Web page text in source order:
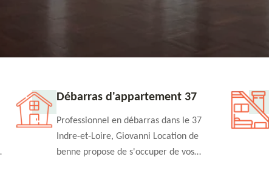
Débarras d'appartement 37
Professionnel en débarras dans le 37
Indre-et-Loire, Giovanni Location de
benne propose de s'occuper de vos